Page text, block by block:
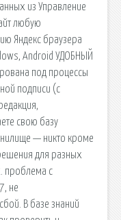
из Управление
любую
Яндекс браузера
Android УДОБНЫЙ
под процессы
подписи (с
свою базу
— никто кроме
для разных
проблема с
не
В базе знаний